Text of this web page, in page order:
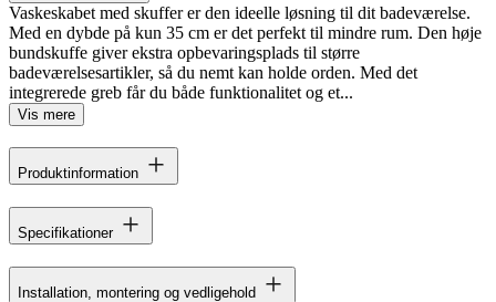
Vaskeskabet med skuffer er den ideelle løsning til dit badeværelse.
Med en dybde på kun 35 cm er det perfekt til mindre rum. Den høje
bundskuffe giver ekstra opbevaringsplads til større
badeværelsesartikler, så du nemt kan holde orden. Med det
integrerede greb får du både funktionalitet og et...
Vis mere
Produktinformation
Specifikationer
Installation, montering og vedligehold